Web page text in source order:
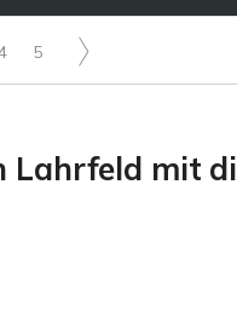
5
Lahrfeld mit